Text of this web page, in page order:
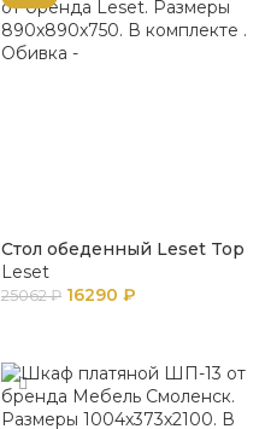
Стол обеденный Leset Top
Leset
25062₽ 16290 ₽